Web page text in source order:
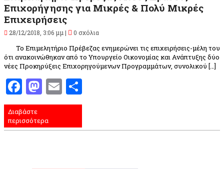
Επιχορήγησης για Μικρές & Πολύ Μικρές
Επιχειρήσεις
28/12/2018, 3:06 μμ | 0 σχόλια
Το Επιμελητήριο Πρέβεζας ενημερώνει τις επιχειρήσεις-μέλη του
ότι ανακοινώθηκαν από το Υπουργείο Οικονομίας και Ανάπτυξης δύο
νέες Προκηρύξεις Επιχορηγούμενων Προγραμμάτων, συνολικού […]
Facebook
Mastodon
Email
Διαβάστε
περισσότερα